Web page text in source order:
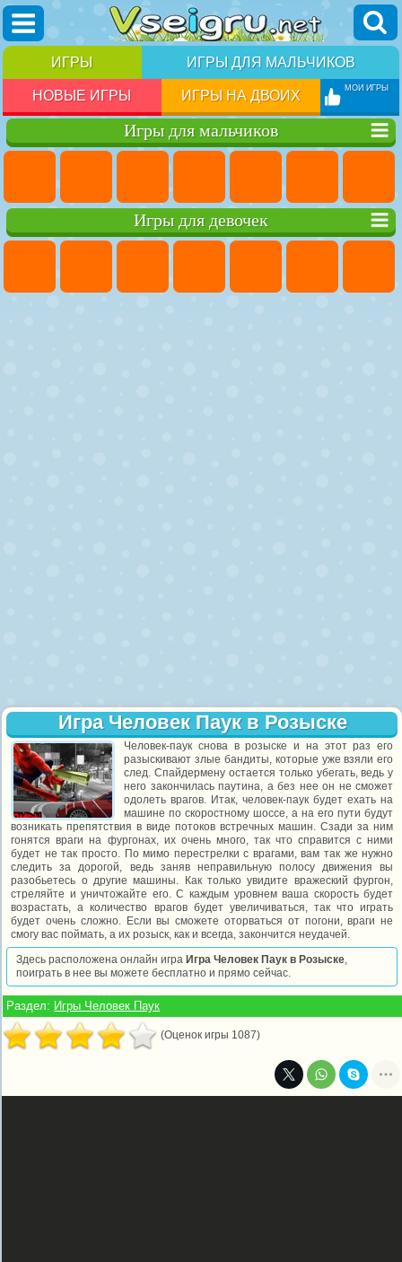
ИГРЫ ИГРЫ ДЛЯ МАЛЬЧИКОВ
НОВЫЕ ИГРЫ ИГРЫ НА ДВОИХ МОИ ИГРЫ
Игры для мальчиков
Игры для девочек
Игра Человек Паук в Розыске
Человек-паук снова в розыске и на этот раз его
разыскивают злые бандиты, которые уже взяли его
след. Спайдермену остается только убегать, ведь у
него закончилась паутина, а без нее он не сможет
одолеть врагов. Итак, человек-паук будет ехать на
машине по скоростному шоссе, а на его пути будут
возникать препятствия в виде потоков встречных машин. Сзади за ним
гонятся враги на фургонах, их очень много, так что справится с ними
будет не так просто. По мимо перестрелки с врагами, вам так же нужно
следить за дорогой, ведь заняв неправильную полосу движения вы
разобьетесь о другие машины. Как только увидите вражеский фургон,
стреляйте и уничтожайте его. С каждым уровнем ваша скорость будет
возрастать, а количество врагов будет увеличиваться, так что играть
будет очень сложно. Если вы сможете оторваться от погони, враги не
смогу вас поймать, а их розыск, как и всегда, закончится неудачей.
Здесь расположена онлайн игра Игра Человек Паук в Розыске,
поиграть в нее вы можете бесплатно и прямо сейчас.
Раздел: Игры Человек Паук
(Оценок игры 1087)